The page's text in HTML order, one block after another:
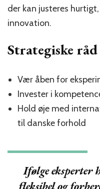
der kan justeres
innovation.
Strategiske råd
Vær åben for
Invester i
Hold øje med
til danske forhold
Ifølge eksperter